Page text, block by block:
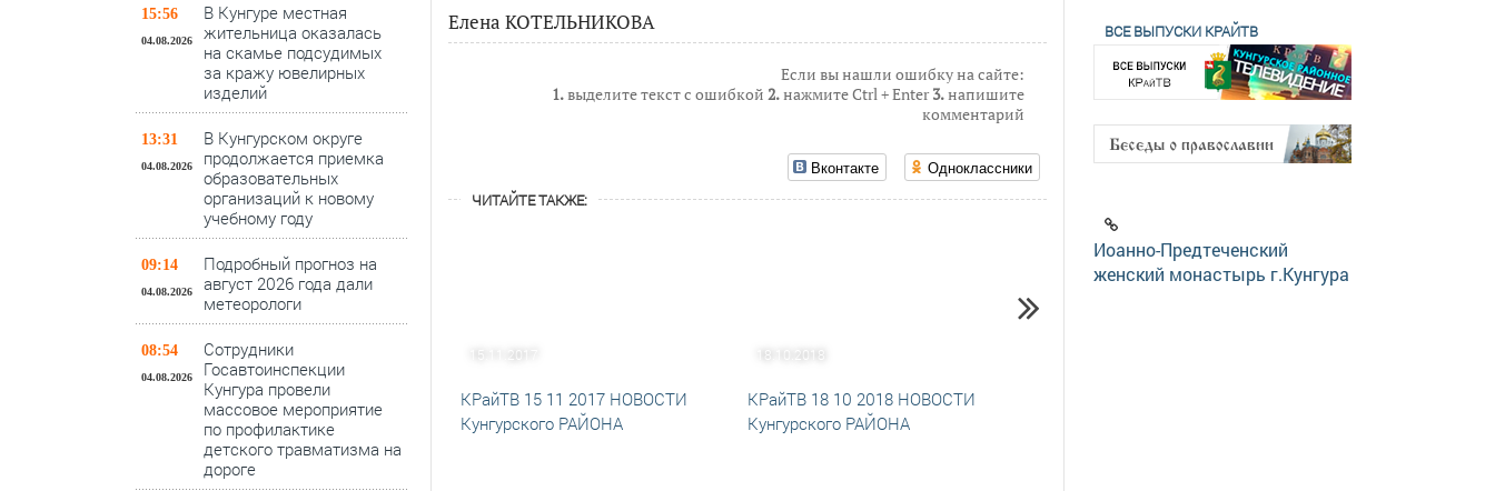
15:56
04.08.2026
В Кунгуре местная
жительница оказалась
на скамье подсудимых
за кражу ювелирных
изделий
13:31
04.08.2026
В Кунгурском округе
продолжается приемка
образовательных
организаций к новому
учебному году
09:14
04.08.2026
Подробный прогноз на
август 2026 года дали
метеорологи
08:54
04.08.2026
Сотрудники
Госавтоинспекции
Кунгура провели
массовое мероприятие
по профилактике
детского травматизма на
дороге
Елена КОТЕЛЬНИКОВА
Если вы нашли ошибку на сайте:
1.выделите текст с ошибкой 2.нажмите Ctrl + Enter3.напишите
комментарий
Вконтакте Одноклассники
ЧИТАЙТЕ ТАКЖЕ:
15.11.2017
КРайТВ 15 11 2017 НОВОСТИ
Кунгурского РАЙОНА
18.10.2018
КРайТВ 18 10 2018 НОВОСТИ
Кунгурского РАЙОНА
ВСЕ ВЫПУСКИ КРАЙТВ
Иоанно-Предтеченский
женский монастырь г.Кунгура